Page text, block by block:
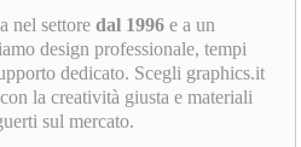
nel settoredal 1996 e a un
design professionale, tempi
dedicato. Scegli graphics.it
la creatività giusta e materiali
sul mercato.